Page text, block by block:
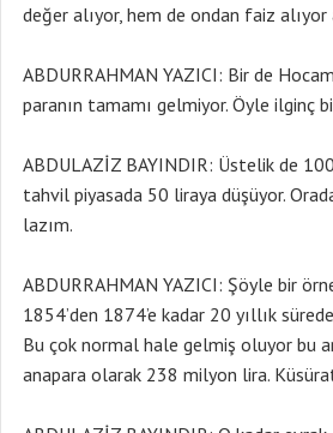
değer alıyor, hem de ondan faiz alıyor
ABDURRAHMAN YAZICI: Bir de
paranın tamamı gelmiyor. Öyle ilginç
ABDULAZİZ BAYINDIR: Üstelik de
tahvil piyasada 50 liraya düşüyor.
lazım.
ABDURRAHMAN YAZICI: Şöyle bir
1854’den 1874’e kadar 20 yıllık
Bu çok normal hale gelmiş oluyor bu
anapara olarak 238 milyon lira.